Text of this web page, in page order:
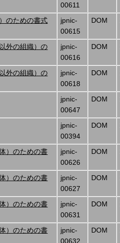
00611
のための書式
jpnic-
00615
DOM
外の組織）の
jpnic-
00616
DOM
外の組織）の
jpnic-
00618
DOM
jpnic-
00647
DOM
jpnic-
00394
DOM
）のための書
jpnic-
00626
DOM
）のための書
jpnic-
00627
DOM
）のための書
jpnic-
00631
DOM
）のための書
jpnic-
00632
DOM